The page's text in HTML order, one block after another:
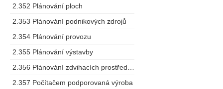
2.352 Plánování ploch
2.353 Plánování podnikových zdrojů
2.354 Plánování provozu
2.355 Plánování výstavby
2.357 Počítačem podporovaná výroba